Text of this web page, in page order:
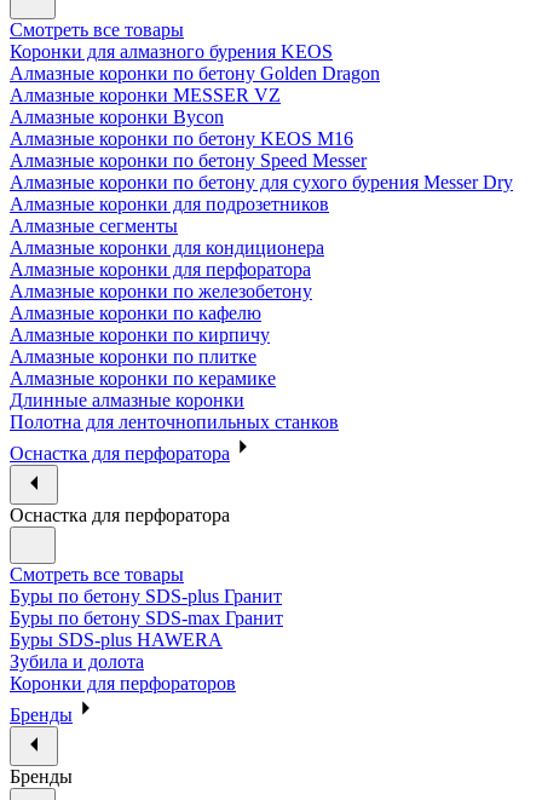
Смотреть все товары
Коронки для алмазного бурения KEOS
Алмазные коронки по бетону Golden Dragon
Алмазные коронки MESSER VZ
Алмазные коронки Bycon
Алмазные коронки по бетону KEOS M16
Алмазные коронки по бетону Speed Messer
Алмазные коронки по бетону для сухого бурения Messer Dry
Алмазные коронки для подрозетников
Алмазные сегменты
Алмазные коронки для кондиционера
Алмазные коронки для перфоратора
Алмазные коронки по железобетону
Алмазные коронки по кафелю
Алмазные коронки по кирпичу
Алмазные коронки по плитке
Алмазные коронки по керамике
Длинные алмазные коронки
Полотна для ленточнопильных станков
Оснастка для перфоратора
Оснастка для перфоратора
Смотреть все товары
Буры по бетону SDS-plus Гранит
Буры по бетону SDS-max Гранит
Буры SDS-plus HAWERA
Зубила и долота
Коронки для перфораторов
Бренды
Бренды